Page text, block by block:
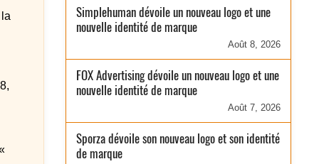
Simplehuman dévoile un nouveau logo et une
nouvelle identité de marque
Août 8, 2026
FOX Advertising dévoile un nouveau logo et une
nouvelle identité de marque
Août 7, 2026
Sporza dévoile son nouveau logo et son identité
de marque